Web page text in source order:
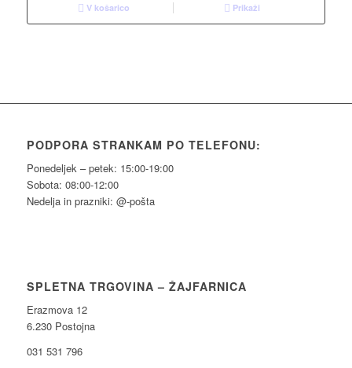
V košarico Prikaži
PODPORA STRANKAM PO TELEFONU:
Ponedeljek – petek: 15:00-19:00
Sobota: 08:00-12:00
Nedelja in prazniki: @-pošta
SPLETNA TRGOVINA – ŽAJFARNICA
Erazmova 12
6.230 Postojna
031 531 796